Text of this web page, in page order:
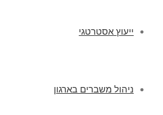
ייעוץ אסטרטגי
ניהול משברים בארגון